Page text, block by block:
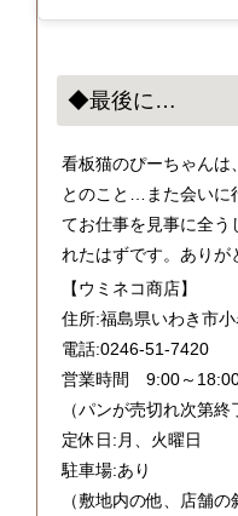
◆最後に…
看板猫のぴーちゃんは
とのこと…また会いに
てお仕事を見事に全う
れたはずです。ありが
【ウミネコ商店】
住所:福島県いわき市
電話:0246-51-7420
営業時間 9:00～
（パンが売切れ次第終
定休日:月、火曜日
駐車場:あり
（敷地内の他、店舗